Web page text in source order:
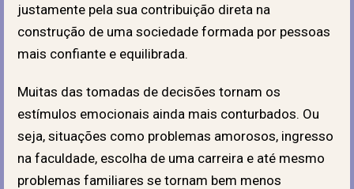
justamente pela sua contribuição direta na
construção de uma sociedade formada por pessoas
mais confiante e equilibrada.
Muitas das tomadas de decisões tornam os
estímulos emocionais ainda mais conturbados. Ou
seja, situações como problemas amorosos, ingresso
na faculdade, escolha de uma carreira e até mesmo
problemas familiares se tornam bem menos